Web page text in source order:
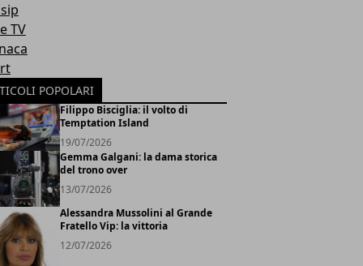
TV
POPOLARI
Filippo Bisciglia: il volto di
Temptation Island
19/07/2026
Gemma Galgani: la dama storica
del trono over
13/07/2026
Alessandra Mussolini al Grande
Fratello Vip: la vittoria
12/07/2026